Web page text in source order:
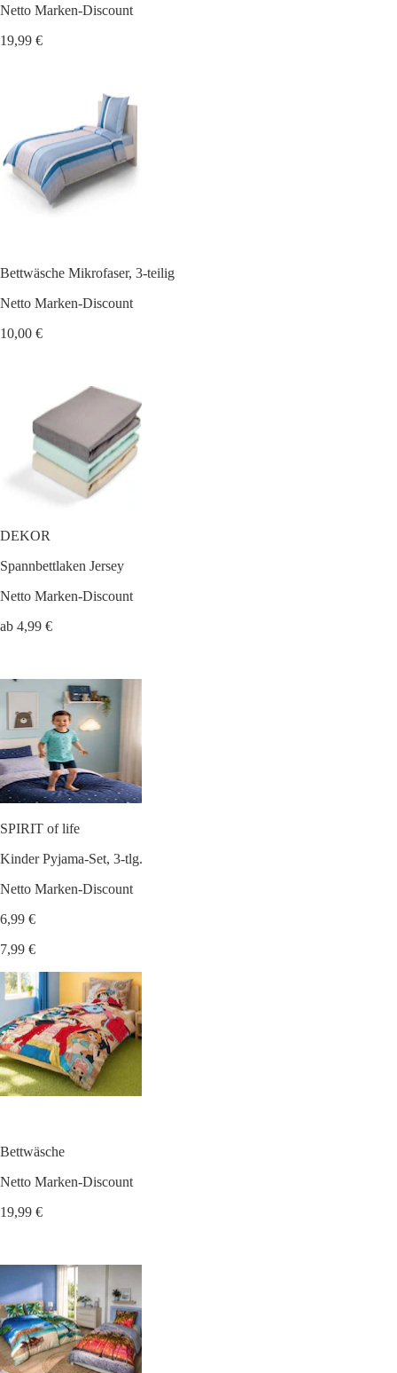
Netto Marken-Discount
19,99 €
Bettwäsche Mikrofaser, 3-teilig
Netto Marken-Discount
10,00 €
DEKOR
Spannbettlaken Jersey
Netto Marken-Discount
ab 4,99 €
SPIRIT of life
Kinder Pyjama-Set, 3-tlg.
Netto Marken-Discount
6,99 €
7,99 €
Bettwäsche
Netto Marken-Discount
19,99 €